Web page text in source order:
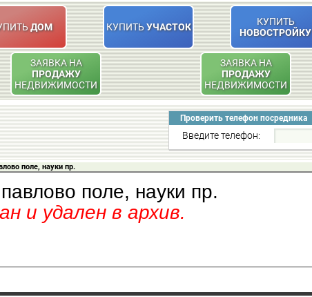
ДОМ КУПИТЬУЧАСТОК
КУПИТЬ
НОВОСТРОЙКУ
ЗАЯВКА НА
ПРОДАЖУ
НЕДВИЖИМОСТИ
ЗАЯВКА НА
ПРОДАЖУ
НЕДВИЖИМОСТИ
Проверить телефон посредника
Введите телефон:
поле, науки пр.
поле, науки пр.
и удален в архив.